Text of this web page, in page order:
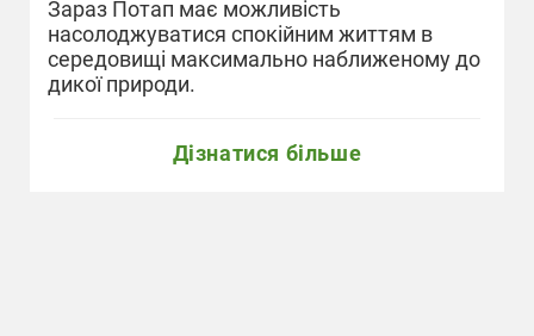
Зараз Потап має можливість
насолоджуватися спокійним життям в
середовищі максимально наближеному до
дикої природи.
Дізнатися більше